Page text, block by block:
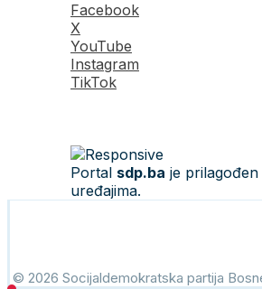
Facebook
X
YouTube
Instagram
TikTok
Portal sdp.ba je prilagođen
uređajima.
© 2026 Socijaldemokratska partija